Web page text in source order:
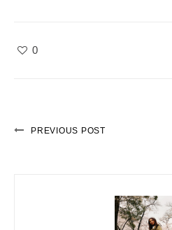
0
PREVIOUS POST